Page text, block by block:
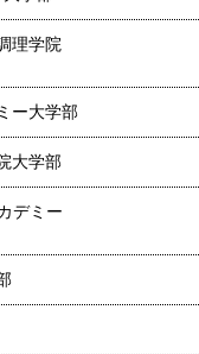
理学院
ー大学部
大学部
デミー